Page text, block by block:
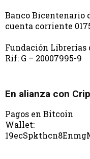
Banco Bicentenario
cuenta corriente
Fundación Librerías
Rif: G – 20007995-9
En alianza con
Pagos en Bitcoin
Wallet: